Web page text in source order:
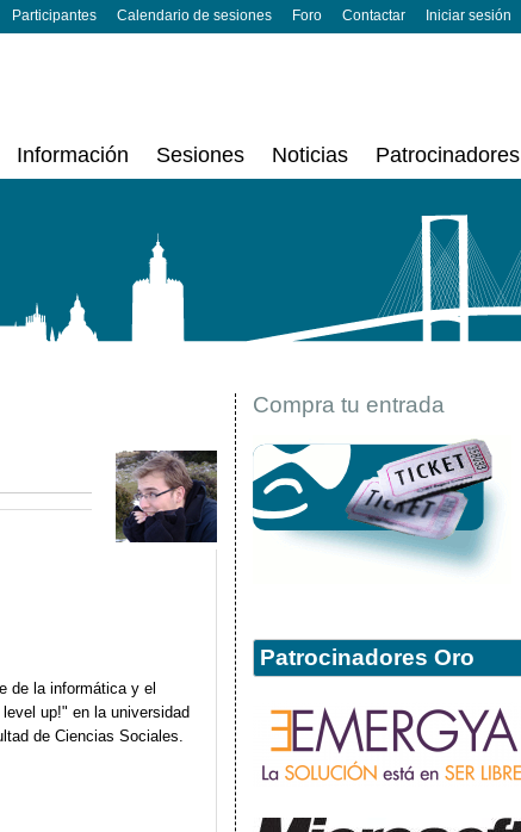
Participantes Calendario de sesiones Foro Contactar Iniciar sesión
Información Sesiones Noticias Patrocinadores
de la informática y el
up!" en la universidad
de Ciencias Sociales.
Compra tu entrada
Patrocinadores Oro